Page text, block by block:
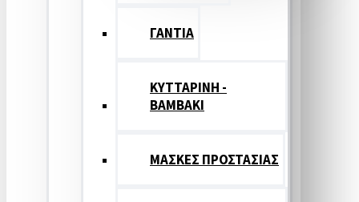
ΓΑΝΤΙΑ
ΚΥΤΤΑΡΙΝΗ -
ΒΑΜΒΑΚΙ
ΜΑΣΚΕΣ ΠΡΟΣΤΑΣΙΑΣ